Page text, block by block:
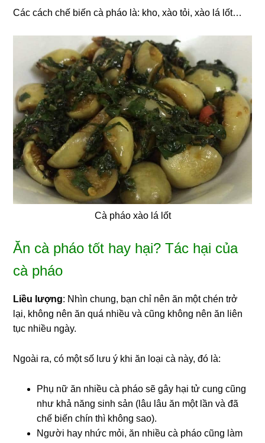
Các cách chế biến cà pháo là: kho, xào tỏi, xào lá lốt…
Cà pháo xào lá lốt
Ăn cà pháo tốt hay hại? Tác hại của
cà pháo
Liều lượng: Nhìn chung, bạn chỉ nên ăn một chén trở
lại, không nên ăn quá nhiều và cũng không nên ăn liên
tục nhiều ngày.
Ngoài ra, có một số lưu ý khi ăn loại cà này, đó là:
Phụ nữ ăn nhiều cà pháo sẽ gây hại tử cung cũng
như khả năng sinh sản (lâu lâu ăn một lần và đã
chế biến chín thì không sao).
Người hay nhức mỏi, ăn nhiều cà pháo cũng làm